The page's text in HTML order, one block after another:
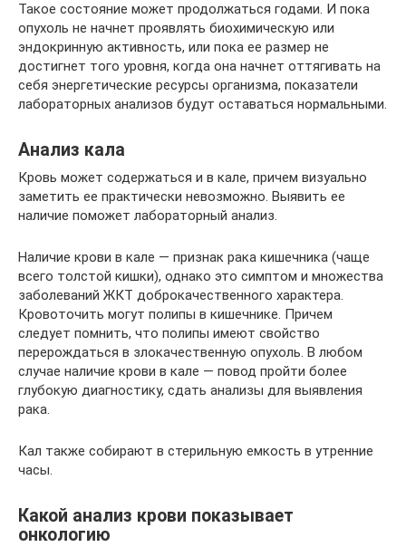
Такое состояние может продолжаться годами. И пока
опухоль не начнет проявлять биохимическую или
эндокринную активность, или пока ее размер не
достигнет того уровня, когда она начнет оттягивать на
себя энергетические ресурсы организма, показатели
лабораторных анализов будут оставаться нормальными.
Анализ кала
Кровь может содержаться и в кале, причем визуально
заметить ее практически невозможно. Выявить ее
наличие поможет лабораторный анализ.
Наличие крови в кале — признак рака кишечника (чаще
всего толстой кишки), однако это симптом и множества
заболеваний ЖКТ доброкачественного характера.
Кровоточить могут полипы в кишечнике. Причем
следует помнить, что полипы имеют свойство
перерождаться в злокачественную опухоль. В любом
случае наличие крови в кале — повод пройти более
глубокую диагностику, сдать анализы для выявления
рака.
Кал также собирают в стерильную емкость в утренние
часы.
Какой анализ крови показывает
онкологию